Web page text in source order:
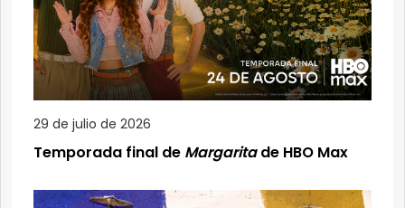
29 de julio de 2026
Temporada final de Margaritade HBO Max